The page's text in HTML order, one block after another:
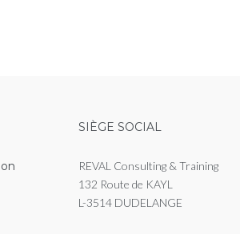
SIÈGE SOCIAL
REVAL Consulting & Training
132 Route de KAYL
L-3514 DUDELANGE